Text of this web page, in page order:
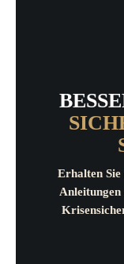
Erhalten Sie